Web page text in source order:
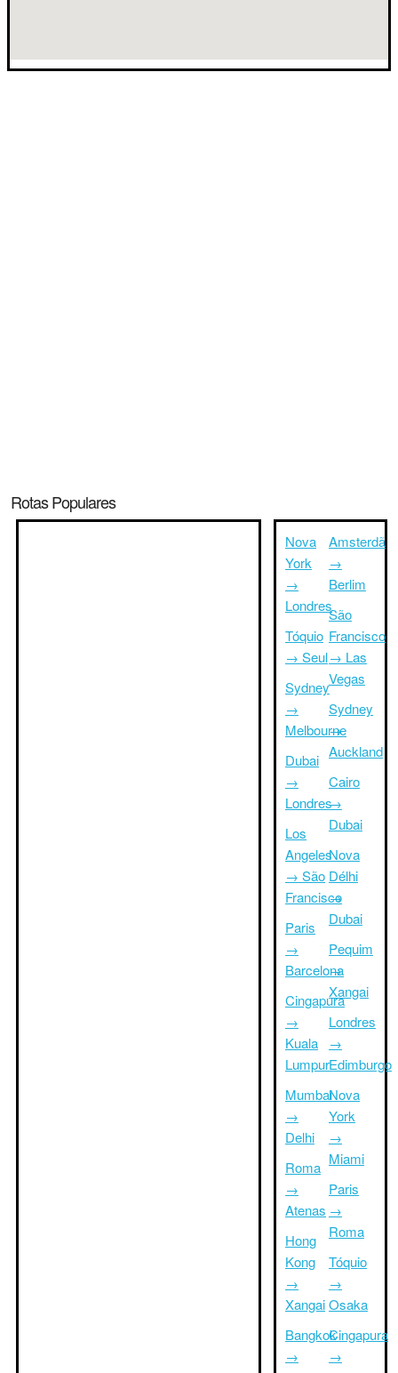
Rotas Populares
Nova
York
→
Londres
Tóquio
→ Seul
Sydney
→
Melbourne
Dubai
→
Londres
Los
Angeles
→ São
Francisco
Paris
→
Barcelona
Cingapura
→
Kuala
Lumpur
Mumbai
→
Delhi
Roma
→
Atenas
Hong
Kong
→
Xangai
Bangkok
→
Amsterdã
→
Berlim
São
Francisco
→ Las
Vegas
Sydney
→
Auckland
Cairo
→
Dubai
Nova
Délhi
→
Dubai
Pequim
→
Xangai
Londres
→
Edimburgo
Nova
York
→
Miami
Paris
→
Roma
Tóquio
→
Osaka
Cingapura
→